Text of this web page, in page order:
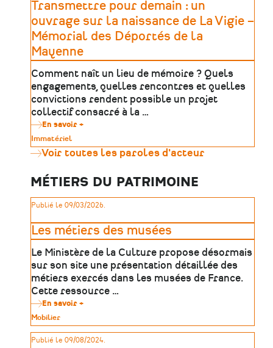
le
patrimoine
absent,
invisible
|
Ateliers
Transmettre pour demain : un
ouvrage sur la naissance de La Vigie –
Mémorial des Déportés de la
Mayenne
Comment naît un lieu de mémoire ? Quels
engagements, quelles rencontres et quelles
convictions rendent possible un projet
collectif consacré à la …
En savoir +
demain
ouvrage
sur
la
naissance
La
Vigie
Mémorial
des
Déportés
de
la
Type
de
patrimoine
Immatériel
Voir toutes les paroles d'acteur
MÉTIERS DU PATRIMOINE
Publié le 09/03/2026.
Les métiers des musées
Le Ministère de la Culture propose désormais
sur son site une présentation détaillée des
métiers exercés dans les musées de France.
Cette ressource …
En savoir +
des
musées
Type
de
patrimoine
Mobilier
Publié le 09/08/2024.